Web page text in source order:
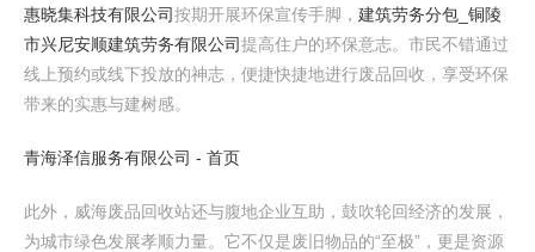
惠晓集科技有限公司按期开展环保宣传手脚， 建筑劳务分包_铜陵
市兴尼安顺建筑劳务有限公司提高住户的环保意志。市民不错通过
线上预约或线下投放的神志，便捷快捷地进行废品回收，享受环保
带来的实惠与建树感。
青海泽信服务有限公司 - 首页
此外，威海废品回收站还与腹地企业互助，鼓吹轮回经济的发展，
为城市绿色发展孝顺力量。它不仅是废旧物品的“至极”，更是资源